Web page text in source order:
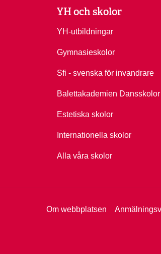
YH och skolor
YH-utbildningar
Gymnasieskolor
Sfi - svenska för invandrare
Balettakademien Dansskolor
Estetiska skolor
Internationella skolor
Alla våra skolor
Om webbplatsen